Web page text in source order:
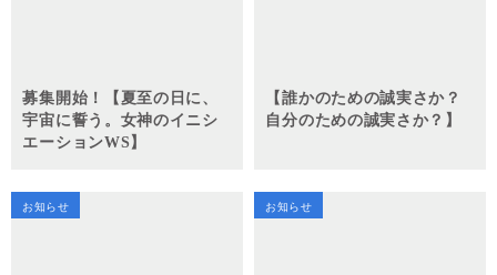
募集開始！【夏至の日に、
宇宙に誓う。女神のイニシ
エーションWS】
【誰かのための誠実さか？
自分のための誠実さか？】
お知らせ お知らせ